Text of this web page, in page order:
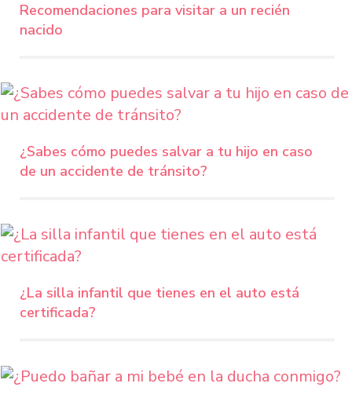
Recomendaciones para visitar a un recién
nacido
¿Sabes cómo puedes salvar a tu hijo en caso
de un accidente de tránsito?
¿La silla infantil que tienes en el auto está
certificada?